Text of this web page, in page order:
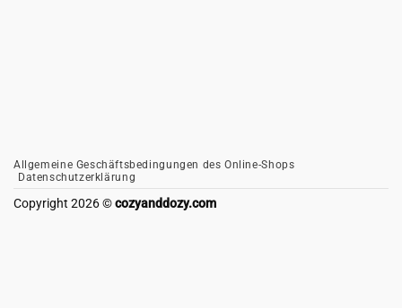
Allgemeine Geschäftsbedingungen des Online-Shops
Datenschutzerklärung
Copyright 2026 ©cozyanddozy.com